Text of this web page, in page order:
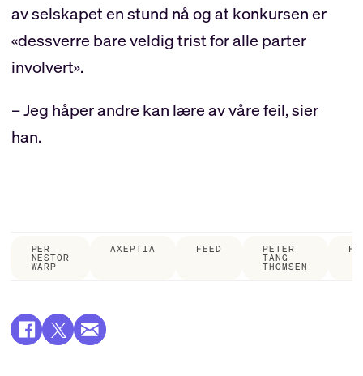
av selskapet en stund nå og at konkursen er
«dessverre bare veldig trist for alle parter
involvert».
– Jeg håper andre kan lære av våre feil, sier
han.
PER
NESTOR
WARP
AXEPTIA FEED PETER
TANG
THOMSEN